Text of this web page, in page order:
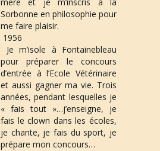
Sorbonne en philosophie pour
me faire plaisir.
1956
pour préparer le concours
d’entrée à l’Ecole Vétérinaire
et aussi gagner ma vie. Trois
années, pendant lesquelles je
« fais tout »…j’enseigne, je
fais le clown dans les écoles,
je chante, je fais du sport, je
prépare mon concours…